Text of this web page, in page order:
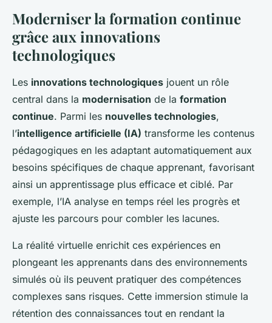
Moderniser la formation continue
grâce aux innovations
technologiques
Les innovations technologiques jouent un rôle
central dans la modernisation de la formation
continue. Parmi les nouvelles technologies,
l’intelligence artificielle (IA) transforme les contenus
pédagogiques en les adaptant automatiquement aux
besoins spécifiques de chaque apprenant, favorisant
ainsi un apprentissage plus efficace et ciblé. Par
exemple, l’IA analyse en temps réel les progrès et
ajuste les parcours pour combler les lacunes.
La réalité virtuelle enrichit ces expériences en
plongeant les apprenants dans des environnements
simulés où ils peuvent pratiquer des compétences
complexes sans risques. Cette immersion stimule la
rétention des connaissances tout en rendant la